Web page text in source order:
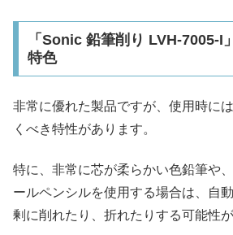
「Sonic 鉛筆削り LVH-7005-I
特色
非常に優れた製品ですが、使用時に
くべき特性があります。
特に、非常に芯が柔らかい色鉛筆や
ールペンシルを使用する場合は、自
剰に削れたり、折れたりする可能性が